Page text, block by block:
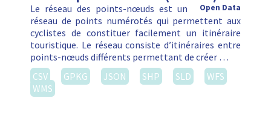
Open Data
Le réseau des points-nœuds est un
réseau de points numérotés qui permettent aux
cyclistes de constituer facilement un itinéraire
touristique. Le réseau consiste d’itinéraires entre
points-nœuds différents permettant de créer …
CSV
GPKG JSON SHP SLD
WFS
WMS